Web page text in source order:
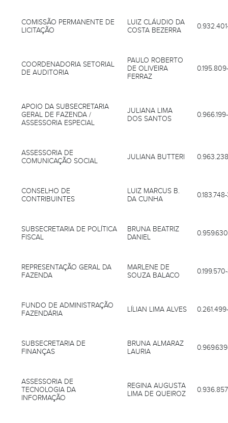
COMISSÃO PERMANENTE DE
LICITAÇÃO
LUIZ CLÁUDIO DA
COSTA BEZERRA
COORDENADORIA SETORIAL
DE AUDITORIA
PAULO ROBERTO
DE OLIVEIRA
FERRAZ
APOIO DA SUBSECRETARIA
GERAL DE FAZENDA /
ASSESSORIA ESPECIAL
JULIANA LIMA
DOS SANTOS
ASSESSORIA DE
COMUNICAÇÃO SOCIAL
JULIANA BUTTERI
CONSELHO DE
CONTRIBUINTES
LUIZ MARCUS B.
DA CUNHA
SUBSECRETARIA DE POLÍTICA
FISCAL
BRUNA BEATRIZ
DANIEL
REPRESENTAÇÃO GERAL DA
FAZENDA
MARLENE DE
SOUZA BALACO
FUNDO DE ADMINISTRAÇÃO
FAZENDÁRIA
LÍLIAN LIMA ALVES
SUBSECRETARIA DE
FINANÇAS
BRUNA ALMARAZ
LAURIA
ASSESSORIA DE
TECNOLOGIA DA
INFORMAÇÃO
REGINA AUGUSTA
LIMA DE QUEIROZ